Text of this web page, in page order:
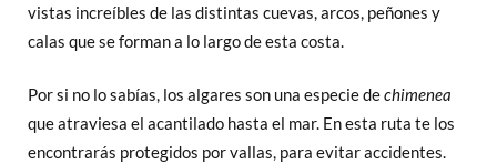
vistas increíbles de las distintas cuevas, arcos, peñones y
calas que se forman a lo largo de esta costa.
Por si no lo sabías, los algares son una especie dechimenea
que atraviesa el acantilado hasta el mar. En esta ruta te los
encontrarás protegidos por vallas, para evitar accidentes.